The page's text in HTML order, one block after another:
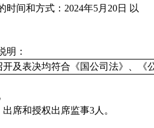
时间和方式： 2024年5月 20日
以
明：
及表决均符合《国公司法》、
出席和授权出席监事3人。